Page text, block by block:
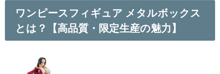
ワンピースフィギュア メタルボックス
とは？【高品質・限定生産の魅力】